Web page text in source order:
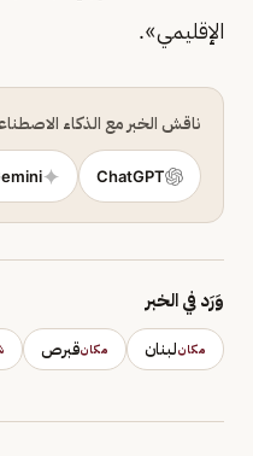
الإقليمي».
ناقش الخبر مع الذكاء
ChatGPT
وَرَد في الخبر
مكانلبنان مكانقبرص